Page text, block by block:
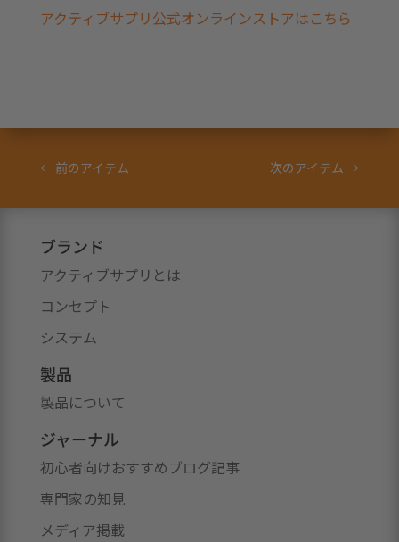
アクティブサプリ公式オンラインストアはこちら
← 前のアイテム 次のアイテム →
ブランド
アクティブサプリとは
コンセプト
システム
製品
製品について
ジャーナル
初心者向けおすすめブログ記事
専門家の知見
メディア掲載